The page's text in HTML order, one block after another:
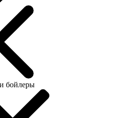
бойлеры